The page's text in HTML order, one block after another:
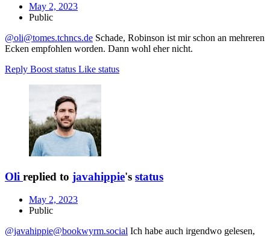
May 2, 2023
Public
@oli@tomes.tchncs.de Schade, Robinson ist mir schon an mehreren
Ecken empfohlen worden. Dann wohl eher nicht.
Reply Boost status Like status
Oli replied to javahippie's status
May 2, 2023
Public
@javahippie@bookwyrm.social Ich habe auch irgendwo gelesen,